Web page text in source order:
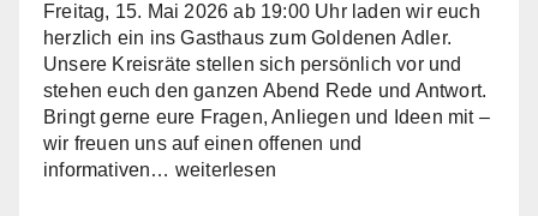
Freitag, 15. Mai 2026 ab 19:00 Uhr laden wir euch
herzlich ein ins Gasthaus zum Goldenen Adler.
Unsere Kreisräte stellen sich persönlich vor und
stehen euch den ganzen Abend Rede und Antwort.
Bringt gerne eure Fragen, Anliegen und Ideen mit –
wir freuen uns auf einen offenen und
informativen… Infoabend:
weiterlesen